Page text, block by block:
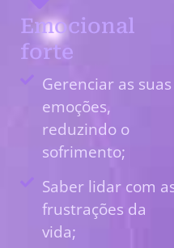
Emocional
forte
Gerenciar as suas
emoções,
reduzindo o
sofrimento;
Saber lidar com
frustrações da
vida;